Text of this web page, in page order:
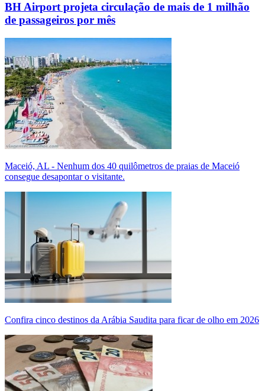
BH Airport projeta circulação de mais de 1 milhão
de passageiros por mês
Maceió, AL - Nenhum dos 40 quilômetros de praias de Maceió
consegue desapontar o visitante.
Confira cinco destinos da Arábia Saudita para ficar de olho em 2026